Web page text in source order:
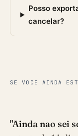
Posso
cancelar?
SE VOCE AINDA
"Ainda nao sei